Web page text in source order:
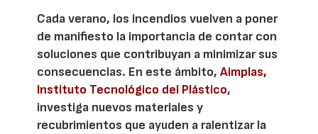
Cada verano, los incendios vuelven a poner
de manifiesto la importancia de contar con
soluciones que contribuyan a minimizar sus
consecuencias. En este ámbito,Aimplas,
Instituto Tecnológico del Plástico,
investiga nuevos materiales y
recubrimientos que ayuden a ralentizar la